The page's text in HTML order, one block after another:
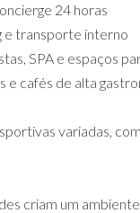
24 horas
e transporte interno
SPA e espaços
e cafés de alta
variadas,
criam um